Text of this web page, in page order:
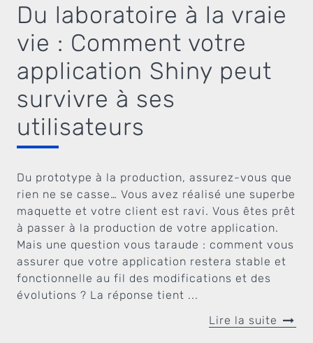
Du laboratoire à la vraie
vie : Comment votre
application Shiny peut
survivre à ses
utilisateurs
Du prototype à la production, assurez-vous que
rien ne se casse… Vous avez réalisé une superbe
maquette et votre client est ravi. Vous êtes prêt
à passer à la production de votre application.
Mais une question vous taraude : comment vous
assurer que votre application restera stable et
fonctionnelle au fil des modifications et des
évolutions ? La réponse tient ...
Lire la suite